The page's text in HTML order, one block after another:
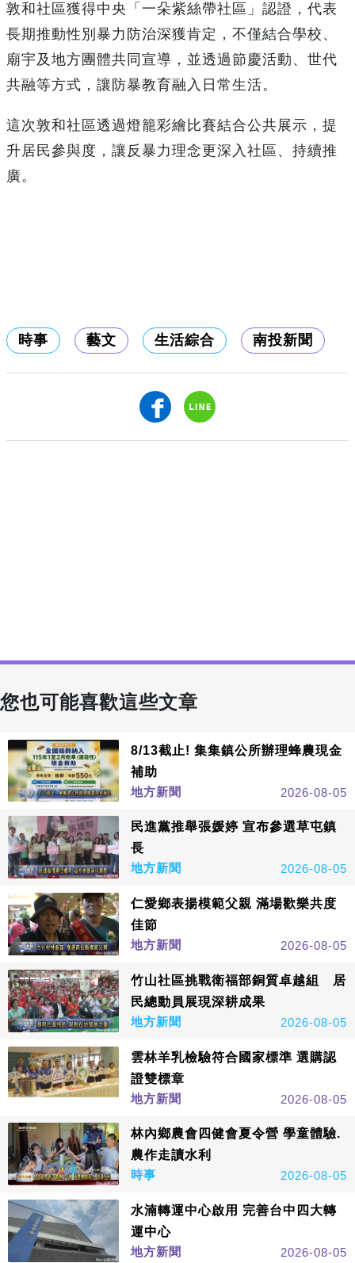
敦和社區獲得中央「一朵紫絲帶社區」認證，代表
長期推動性別暴力防治深獲肯定，不僅結合學校、
廟宇及地方團體共同宣導，並透過節慶活動、世代
共融等方式，讓防暴教育融入日常生活。
這次敦和社區透過燈籠彩繪比賽結合公共展示，提
升居民參與度，讓反暴力理念更深入社區、持續推
廣。
時事 藝文 生活綜合 南投新聞
您也可能喜歡這些文章
8/13截止! 集集鎮公所辦理蜂農現金
補助
地方新聞
2026-08-05
民進黨推舉張媛婷 宣布參選草屯鎮
長
地方新聞
2026-08-05
仁愛鄉表揚模範父親 滿場歡樂共度
佳節
地方新聞
2026-08-05
竹山社區挑戰衛福部銅質卓越組 居
民總動員展現深耕成果
地方新聞
2026-08-05
雲林羊乳檢驗符合國家標準 選購認
證雙標章
地方新聞
2026-08-05
林內鄉農會四健會夏令營 學童體驗.
農作走讀水利
時事
2026-08-05
水湳轉運中心啟用 完善台中四大轉
運中心
地方新聞
2026-08-05